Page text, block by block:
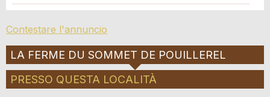
Nachricht
* Ingresso richiesto
CONSIGLIAMO L'ANNUNCIO
ChiudiAGOSTO 2026
Lu Ma Me Gi
Partenza
Open
AGOSTO 2026
Contestare l'annuncio
LA FERME DU SOMMET DE POUILLEREL
PRESSO QUESTA LOCALITÀ